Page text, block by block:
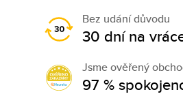
Bez udání důvodu
30 dní na
Jsme ověřený
97 %